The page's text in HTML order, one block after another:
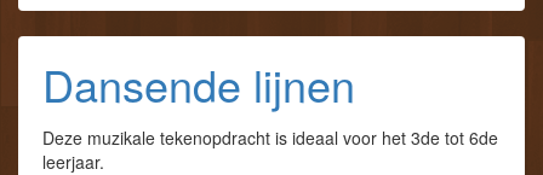
Dansende lijnen
Deze muzikale tekenopdracht is ideaal voor het 3de tot 6de
leerjaar.